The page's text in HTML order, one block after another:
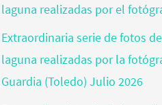
laguna realizadas por el
Extraordinaria serie de fotos
laguna realizadas por la
Guardia (Toledo) Julio 2026